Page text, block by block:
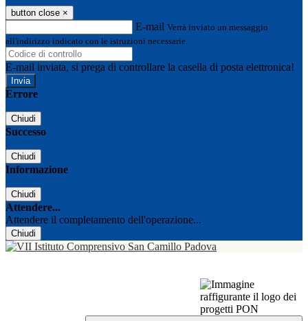
button close ×
E-mail Verrà inviato un messaggio
all'indirizzo indicato con le istruzioni necessarie.
E-mail inviata, si prega di controllare la casella di posta elettronica!
Errore
Chiudi
Successo
Chiudi
Informazione
Chiudi
Attendere...
Attendere il completamento dell'operazione...
Chiudi